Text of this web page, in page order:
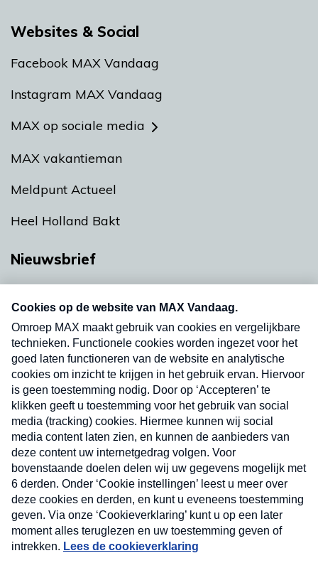
Websites & Social
Facebook MAX Vandaag
Instagram MAX Vandaag
MAX op sociale media
MAX vakantieman
Meldpunt Actueel
Heel Holland Bakt
Nieuwsbrief
nieuwsbrief. Elke vrijdag- en dinsdagochtend in
uw mailbox.
Verzend
Nieuwsbrief
Neem hier een gratis abonnement op onze
nieuwsbrief. Elke vrijdag- en dinsdagochtend in uw